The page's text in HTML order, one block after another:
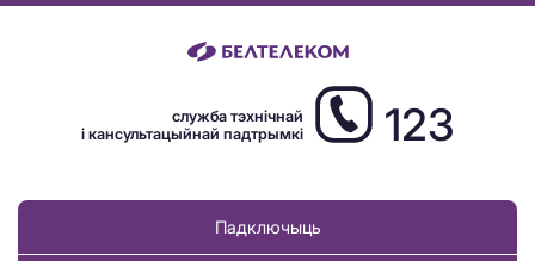
служба тэхнічнай
і кансультацыйнай падтрымкі
123
Падключыць